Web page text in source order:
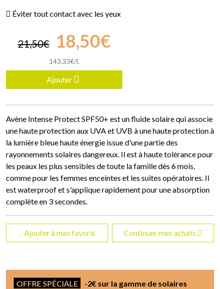
Éviter tout contact avec les yeux
21,50€ 18,50€
143,33€/l.
Ajouter
Avène Intense Protect SPF50+ est un fluide solaire qui associe
une haute protection aux UVA et UVB à une haute protection à
la lumière bleue haute énergie issue d'une partie des
rayonnements solaires dangereux. Il est à haute tolérance pour
les peaux les plus sensibles de toute la famille dès 6 mois,
comme pour les femmes enceintes et les suites opératoires. Il
est waterproof et s'applique rapidement pour une absorption
complète en 3 secondes.
Ajouter à mes favoris Continuer mes achats
OFFRE SPÉCIALE
-2€ sur la gamme de solaires